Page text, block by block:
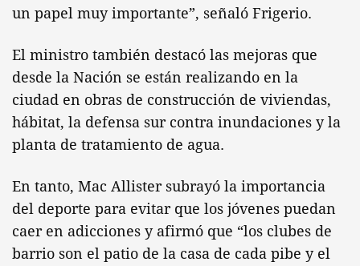
un papel muy importante”, señaló Frigerio.
El ministro también destacó las mejoras que
desde la Nación se están realizando en la
ciudad en obras de construcción de viviendas,
hábitat, la defensa sur contra inundaciones y la
planta de tratamiento de agua.
En tanto, Mac Allister subrayó la importancia
del deporte para evitar que los jóvenes puedan
caer en adicciones y afirmó que “los clubes de
barrio son el patio de la casa de cada pibe y el